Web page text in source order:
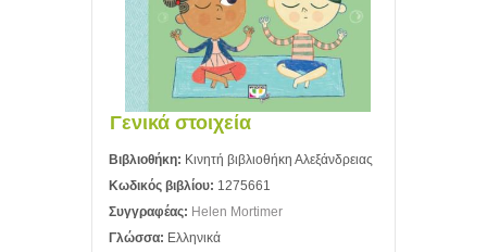
Γενικά στοιχεία
Βιβλιοθήκη: Κινητή βιβλιοθήκη Αλεξάνδρειας
Κωδικός βιβλίου: 1275661
Συγγραφέας: Helen Mortimer
Γλώσσα: Ελληνικά